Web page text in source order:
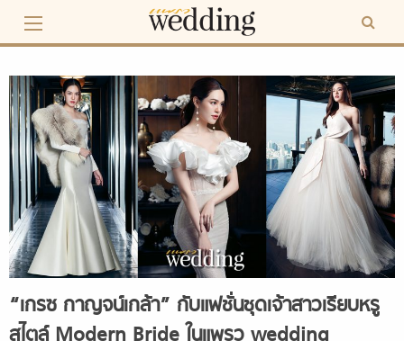
content
“เกรซ กาญจน์เกล้า” กับแฟชั่นชุดเจ้าสาวเรียบหรู